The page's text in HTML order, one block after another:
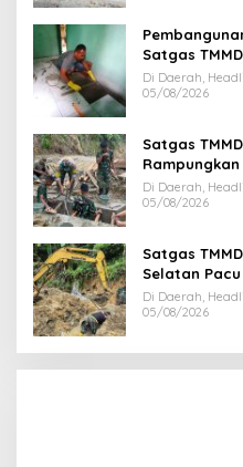
Satgas
Selatan
Di Daerah,
05/08/2026
Satgas
Capai 78
Di Daerah,
05/08/2026
Satgas
Selatan
Kemumu
Di Daerah,
05/08/2026